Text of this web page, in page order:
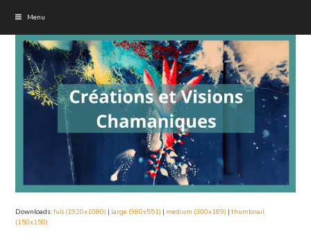
Menu
Downloads:full (1920x1080) | large (980x551) | medium (300x169) |thumbnail
(150x150)